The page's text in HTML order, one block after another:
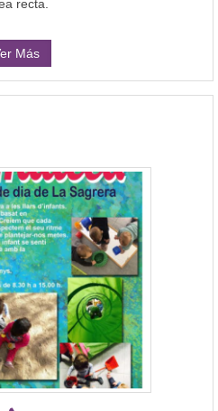
recta.
Más